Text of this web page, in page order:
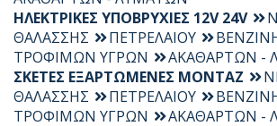
ΗΛΕΚΤΡΙΚΕΣ ΥΠΟΒΡΥΧΙΕΣ 12V 24V
ΘΑΛΑΣΣΗΣ
ΠΕΤΡΕΛΑΙΟΥ
ΤΡΟΦΙΜΩΝ ΥΓΡΩΝ
ΑΚΑΘΑΡΤΩΝ -
ΣΚΕΤΕΣ ΕΞΑΡΤΩΜΕΝΕΣ ΜΟΝΤΑΖ
ΘΑΛΑΣΣΗΣ
ΠΕΤΡΕΛΑΙΟΥ
ΤΡΟΦΙΜΩΝ ΥΓΡΩΝ
ΑΚΑΘΑΡΤΩΝ -